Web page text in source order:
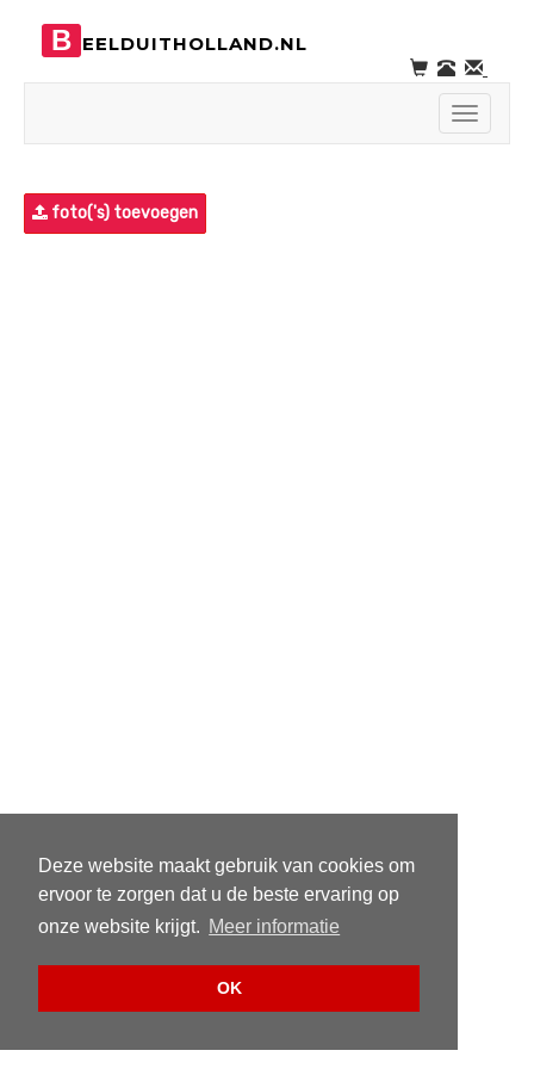
Deze website maakt gebruik van cookies om
ervoor te zorgen dat u de beste ervaring op
onze website krijgt. Meer informatie
OK
B EELDUITHOLLAND.NL
Toggle
foto('s) toevoegen